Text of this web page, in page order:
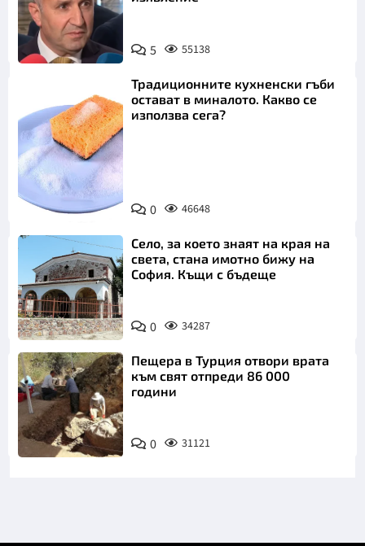
5 55138
Снимка:
Пиксабей
Традиционните кухненски гъби
остават в миналото. Какво се
използва сега?
0 46648
Село, за което знаят на края на
света, стана имотно бижу на
София. Къщи с бъдеще
0 34287
Пещера в Турция отвори врата
към свят отпреди 86 000
години
0 31121